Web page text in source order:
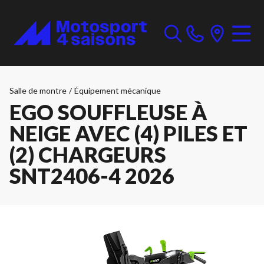
Salle de montre / Équipement mécanique
EGO SOUFFLEUSE À
NEIGE AVEC (4) PILES ET
(2) CHARGEURS
SNT2406-4 2026